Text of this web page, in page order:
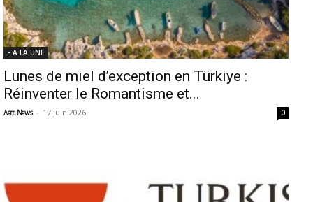
- A LA UNE
Lunes de miel d’exception en Türkiye :
Réinventer le Romantisme et...
Aero News - 17 juin 2026 0